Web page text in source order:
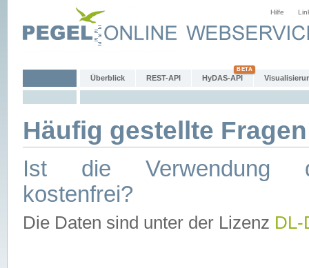
Hilfe
Überblick REST-API HyDAS-API
Häufig gestellte
Ist die Verwendung
kostenfrei?
Die Daten sind unter der Lizenz